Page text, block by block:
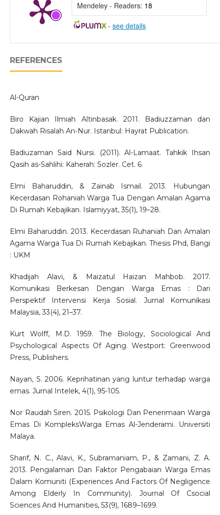
Mendeley - Readers: 18
- see details
REFERENCES
Al-Quran
Biro Kajian Ilmiah Altinbasak. 2011. Badiuzzaman dan
Dakwah Risalah An-Nur. Istanbul: Hayrat Publication.
Badiuzaman Said Nursi. (2011). Al-Lamaat. Tahkik Ihsan
Qasih as-Sahlihi: Kaherah: Sozler. Cet. 6.
Elmi Baharuddin, & Zainab Ismail. 2013. Hubungan
Kecerdasan Rohaniah Warga Tua Dengan Amalan Agama
Di Rumah Kebajikan. Islamiyyat, 35(1), 19–28.
Elmi Baharuddin. 2013. Kecerdasan Ruhaniah Dan Amalan
Agama Warga Tua Di Rumah Kebajikan. Thesis Phd, Bangi
: UKM
Khadijah Alavi, & Maizatul Haizan Mahbob. 2017.
Komunikasi Berkesan Dengan Warga Emas : Dari
Perspektif Intervensi Kerja Sosial. Jurnal Komunikasi
Malaysia, 33(4), 21–37.
Kurt Wolff, M.D. 1959. The Biology, Sociological And
Psychological Aspects Of Aging. Westport: Greenwood
Press, Publishers.
Nayan, S. 2006. Keprihatinan yang luntur terhadap warga
emas. Jurnal Intelek, 4(1), 95-105.
Nor Raudah Siren. 2015. Psikologi Dan Penerimaan Warga
Emas Di KompleksWarga Emas Al-Jenderami. Universiti
Malaya.
Sharif, N. C., Alavi, K., Subramaniam, P., & Zamani, Z. A.
2013. Pengalaman Dan Faktor Pengabaian Warga Emas
Dalam Komuniti (Experiences And Factors Of Negligence
Among Elderly In Community). Journal Of Csocial
Sciences And Humanities, 53(9), 1689–1699.